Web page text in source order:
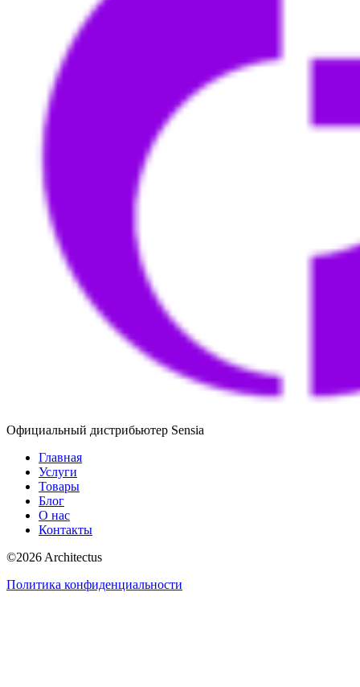
Официальный дистрибьютер Sensia
Главная
Услуги
Товары
Блог
О нас
Контакты
©2026 Architectus
Политика конфиденциальности